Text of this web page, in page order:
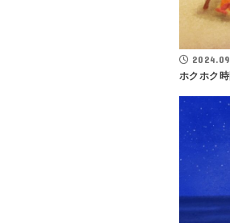
ホクホク時